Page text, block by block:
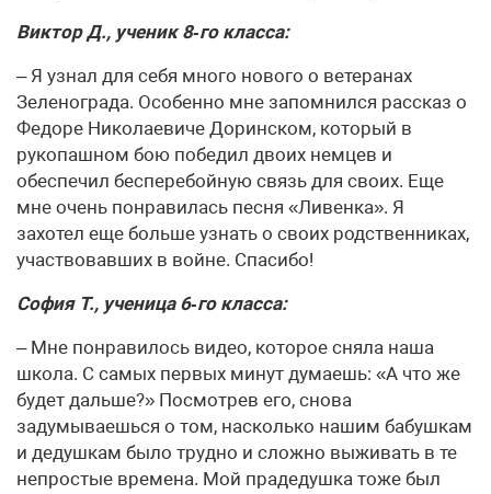
Виктор Д., ученик 8‑го класса:
– Я узнал для себя много нового о ветеранах
Зеленограда. Особенно мне запомнился рассказ о
Федоре Николаевиче Доринском, который в
рукопашном бою победил двоих немцев и
обеспечил бесперебойную связь для своих. Еще
мне очень понравилась песня «Ливенка». Я
захотел еще больше узнать о своих родственниках,
участвовавших в войне. Спасибо!
София Т., ученица 6‑го класса:
– Мне понравилось видео, которое сняла наша
школа. С самых первых минут думаешь: «А что же
будет дальше?» Посмотрев его, снова
задумываешься о том, насколько нашим бабушкам
и дедушкам было трудно и сложно выживать в те
непростые времена. Мой прадедушка тоже был